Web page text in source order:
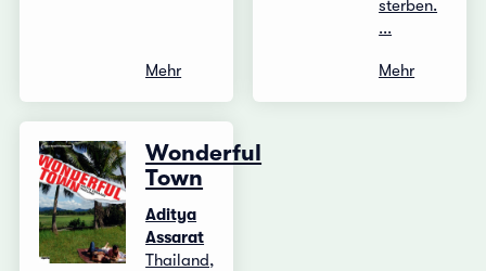
Mehr
sterben.
...
Mehr
Wonderful
Town
Aditya
Assarat
Thailand,